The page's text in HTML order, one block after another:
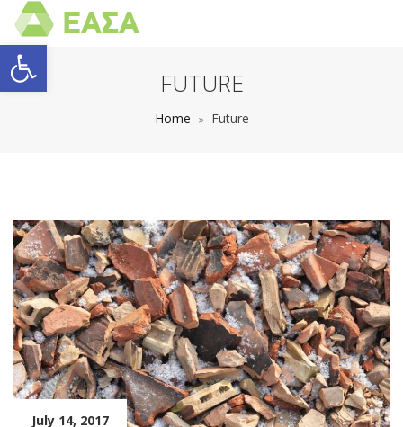
Open toolbar
FUTURE
Home Future
July 14, 2017